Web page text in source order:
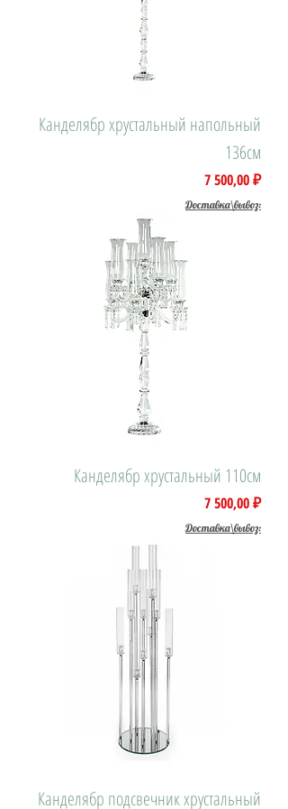
Канделябр хрустальный напольный
136см
Цена
7 500,00 ₽
Доставка\вывоз:
Канделябр хрустальный 110см
Цена
7 500,00 ₽
Доставка\вывоз:
Канделябр подсвечник хрустальный